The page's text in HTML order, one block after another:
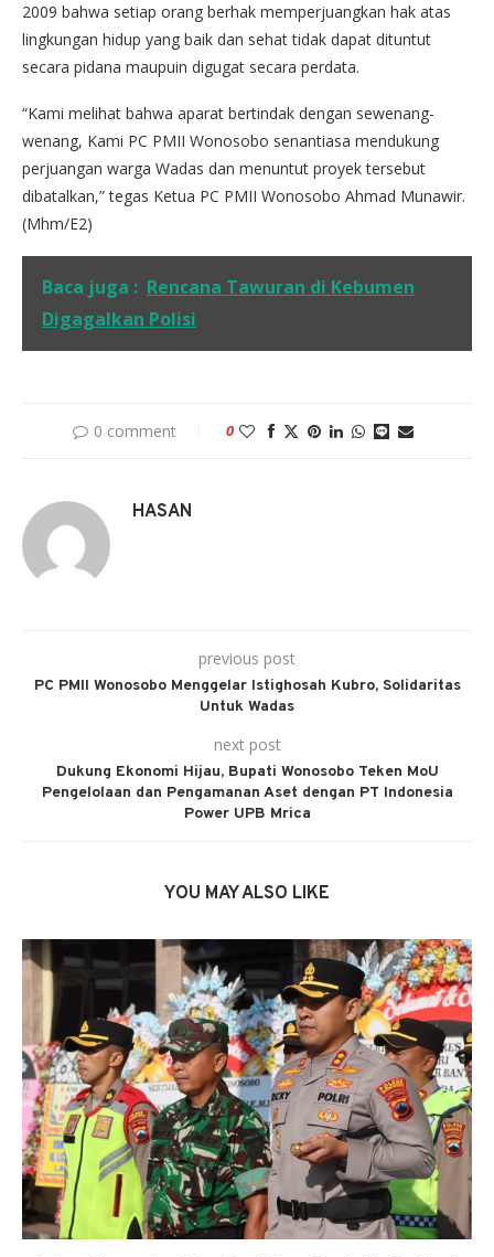
2009 bahwa setiap orang berhak memperjuangkan hak atas
lingkungan hidup yang baik dan sehat tidak dapat dituntut
secara pidana maupuin digugat secara perdata.
“Kami melihat bahwa aparat bertindak dengan sewenang-
wenang, Kami PC PMII Wonosobo senantiasa mendukung
perjuangan warga Wadas dan menuntut proyek tersebut
dibatalkan,” tegas Ketua PC PMII Wonosobo Ahmad Munawir.
(Mhm/E2)
Baca juga : Rencana Tawuran di Kebumen
Digagalkan Polisi
0 comment 0
HASAN
previous post
PC PMII Wonosobo Menggelar Istighosah Kubro, Solidaritas
Untuk Wadas
next post
Dukung Ekonomi Hijau, Bupati Wonosobo Teken MoU
Pengelolaan dan Pengamanan Aset dengan PT Indonesia
Power UPB Mrica
YOU MAY ALSO LIKE